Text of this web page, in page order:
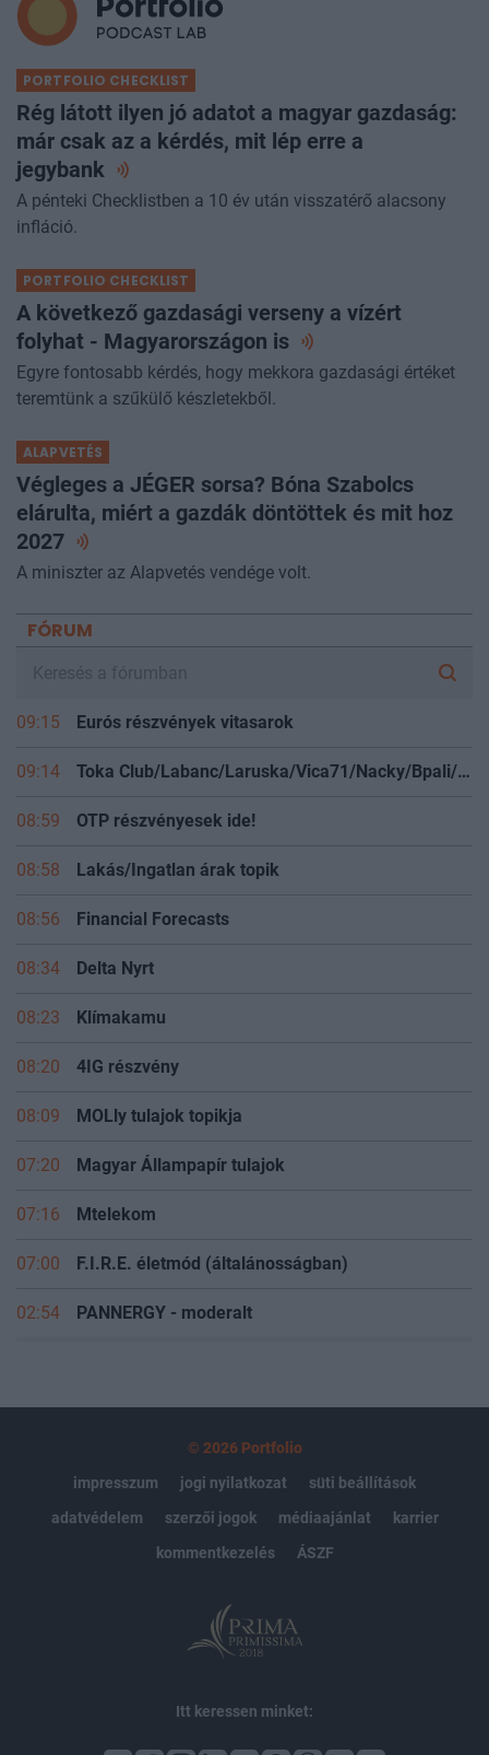
PORTFOLIO CHECKLIST
Rég látott ilyen jó adatot a magyar gazdaság:
már csak az a kérdés, mit lép erre a
jegybank
A pénteki Checklistben a 10 év után visszatérő alacsony
infláció.
PORTFOLIO CHECKLIST
A következő gazdasági verseny a vízért
folyhat - Magyarországon is
Egyre fontosabb kérdés, hogy mekkora gazdasági értéket
teremtünk a szűkülő készletekből.
ALAPVETÉS
Végleges a JÉGER sorsa? Bóna Szabolcs
elárulta, miért a gazdák döntöttek és mit hoz
2027
A miniszter az Alapvetés vendége volt.
FÓRUM
09:15 Eurós részvények vitasarok
09:14 Toka Club/Labanc/Laruska/Vica71/Nacky/Bpali/Oldrider/Josefernando/Mcbull/Kawaszabi
08:59 OTP részvényesek ide!
08:58 Lakás/Ingatlan árak topik
08:56 Financial Forecasts
08:34 Delta Nyrt
08:23 Klímakamu
08:20 4IG részvény
08:09 MOLly tulajok topikja
07:20 Magyar Állampapír tulajok
07:16 Mtelekom
07:00 F.I.R.E. életmód (általánosságban)
02:54 PANNERGY - moderalt
© 2026 Portfolio
impresszum
jogi nyilatkozat
süti beállítások
adatvédelem
szerzői jogok médiaajánlat
karrier
kommentkezelés
ÁSZF
Itt keressen minket: